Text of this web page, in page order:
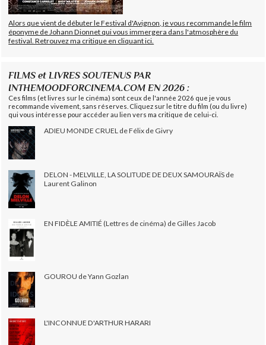
Alors que vient de débuter le Festival d'Avignon, je vous recommande le film
éponyme de Johann Dionnet qui vous immergera dans l'atmosphère du
festival. Retrouvez ma critique en cliquant ici.
FILMS et LIVRES SOUTENUS PAR
INTHEMOODFORCINEMA.COM EN 2026 :
Ces films (et livres sur le cinéma) sont ceux de l'année 2026 que je vous
recommande vivement, sans réserves. Cliquez sur le titre du film (ou du livre)
qui vous intéresse pour accéder au lien vers ma critique de celui-ci.
ADIEU MONDE CRUEL de Félix de Givry
DELON - MELVILLE, LA SOLITUDE DE DEUX SAMOURAÏS de
Laurent Galinon
EN FIDÈLE AMITIÉ (Lettres de cinéma) de Gilles Jacob
GOUROU de Yann Gozlan
L'INCONNUE D'ARTHUR HARARI